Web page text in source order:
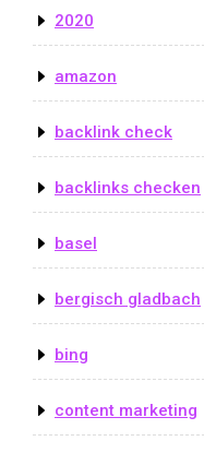
2020
amazon
backlink check
backlinks checken
basel
bergisch gladbach
bing
content marketing